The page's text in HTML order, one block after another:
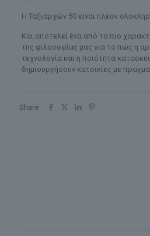
Η Ταξιαρχών 50 είναι πλέον
Και αποτελεί ένα από τα πιο
της φιλοσοφίας μας για το πώς η
τεχνολογία και η ποιότητα
δημιουργήσουν κατοικίες με
Share